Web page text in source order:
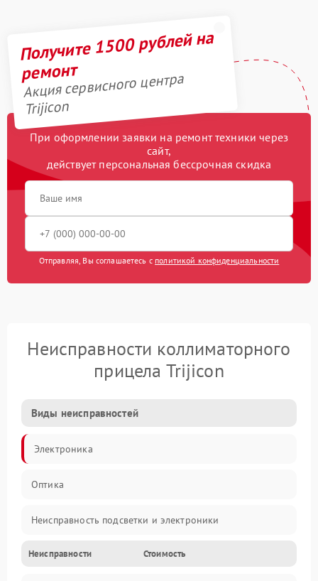
Получите 1500 рублей на
ремонт
Акция сервисного центра
Trijicon
При оформлении заявки на ремонт техники через
сайт,
действует персональная бессрочная скидка
Отправляя, Вы соглашаетесь с политикой конфиденциальности
Неисправности коллиматорного
прицела Trijicon
Виды неисправностей
Электроника
Оптика
Неисправность подсветки и электроники
Неисправность изображения
Неисправности Стоимость